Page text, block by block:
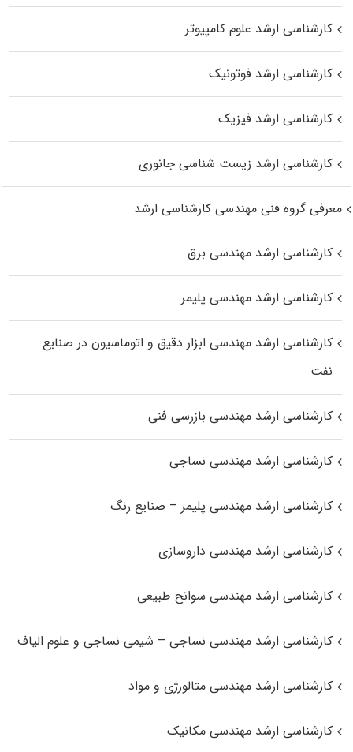
کارشناسی ارشد علوم کامپیوتر
کارشناسی ارشد فوتونیک
کارشناسی ارشد فیزیک
کارشناسی ارشد زیست‌ شناسی جانوری
معرفی گروه فنی مهندسی کارشناسی ارشد
کارشناسی ارشد مهندسی برق
کارشناسی ارشد مهندسی پلیمر
کارشناسی ارشد مهندسی ابزار دقیق و اتوماسیون در صنایع
نفت
کارشناسی ارشد مهندسی بازرسی فنی
کارشناسی ارشد مهندسی نساجی
کارشناسی ارشد مهندسی پلیمر – صنایع رنگ
کارشناسی ارشد مهندسی داروسازی
کارشناسی ارشد مهندسی سوانح طبیعی
کارشناسی ارشد مهندسی نساجی – شیمی نساجی و علوم الیاف
کارشناسی ارشد مهندسی متالورژی و مواد
کارشناسی ارشد مهندسی مکانیک